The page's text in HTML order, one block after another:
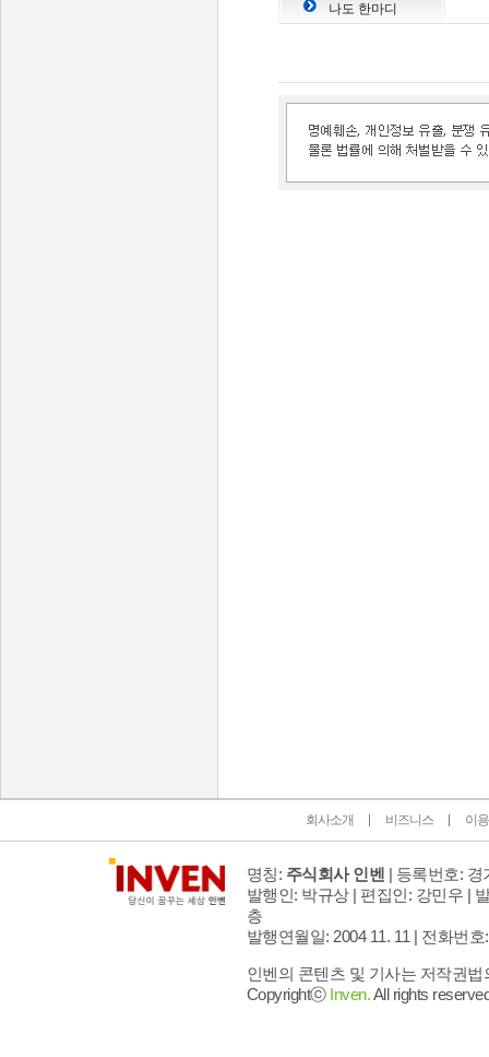
나도 한마디
회사소개 비즈니스 이
명칭: 주식회사 인벤 | 등록번호: 경
발행인: 박규상 | 편집인: 강민우 |
층
발행연월일: 2004 11. 11 | 전화번호
인벤의 콘텐츠 및 기사는 저작권
Copyrightⓒ Inven.All rights